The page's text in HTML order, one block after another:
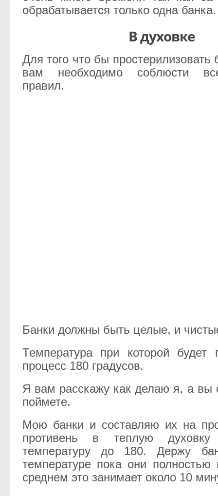
обрабатывается только одна банка.
В духовке
Для того что бы простерилизовать
вам необходимо соблюсти
правил.
Банки должны быть целые, и
Температура при которой будет
процесс 180 градусов.
Я вам расскажу как делаю я, а вы
поймете.
Мою банки и составляю их на
противень в теплую
температуру до 180. Держу
температуре пока они
среднем это занимает около 10